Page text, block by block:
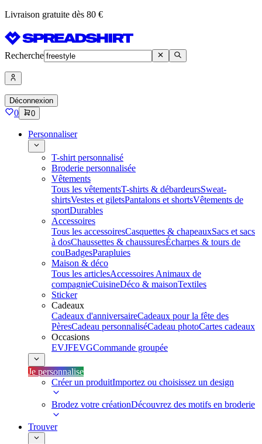
Livraison gratuite dès 80 €
Recherche
Déconnexion
0 0
Personnaliser
T-shirt personnalisé
Broderie personnalisée
Vêtements
Tous les vêtementsT-shirts & débardeursSweat-
shirtsVestes et giletsPantalons et shortsVêtements de
sportDurables
Accessoires
Tous les accessoiresCasquettes & chapeauxSacs et sacs
à dosChaussettes & chaussuresÉcharpes & tours de
couBadgesParapluies
Maison & déco
Tous les articlesAccessoires Animaux de
compagnieCuisineDéco & maisonTextiles
Sticker
Cadeaux
Cadeaux d'anniversaireCadeaux pour la fête des
PèresCadeau personnaliséCadeau photoCartes cadeaux
Occasions
EVJFEVGCommande groupée
Je personnalise
Créer un produitImportez ou choisissez un design
Brodez votre créationDécouvrez des motifs en broderie
Trouver